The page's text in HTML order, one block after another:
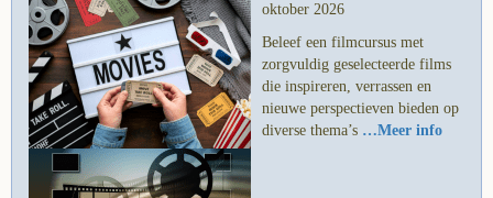
oktober 2026
Beleef een filmcursus met
zorgvuldig geselecteerde films
die inspireren, verrassen en
nieuwe perspectieven bieden op
diverse thema’s …Meer info